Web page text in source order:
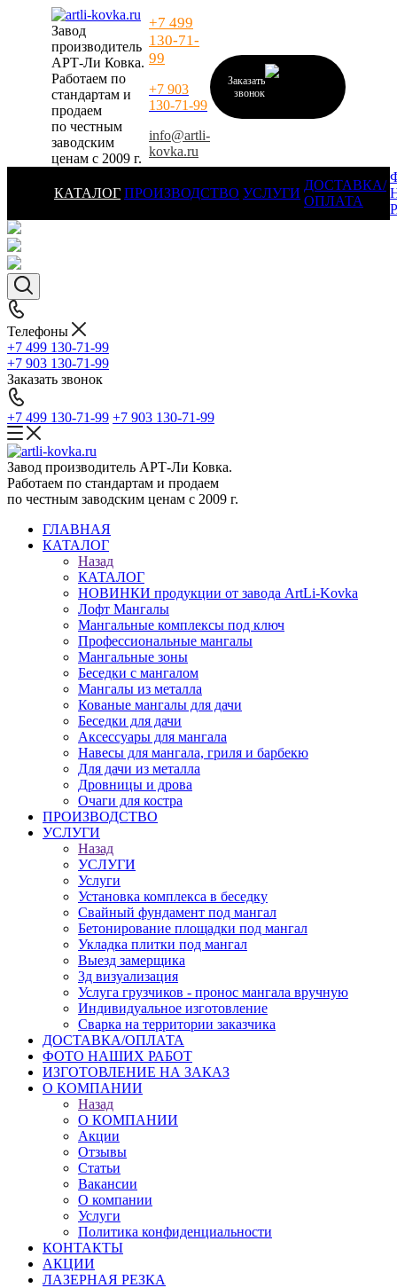
Завод
производитель
АРТ-Ли Ковка.
Работаем по
стандартам и
продаем
по честным
заводским
ценам с 2009 г.
+7 499
130-71-
99
+7 903
130-71-99
info@artli-
kovka.ru
Заказать
звонок
КАТАЛОГ ПРОИЗВОДСТВО УСЛУГИ
ДОСТАВКА/
ОПЛАТА
Телефоны
+7 499 130-71-99
+7 903 130-71-99
Заказать звонок
+7 499 130-71-99 +7 903 130-71-99
Завод производитель АРТ-Ли Ковка.
Работаем по стандартам и продаем
по честным заводским ценам с 2009 г.
ГЛАВНАЯ
КАТАЛОГ
Назад
КАТАЛОГ
НОВИНКИ продукции от завода ArtLi-Kovka
Лофт Мангалы
Мангальные комплексы под ключ
Профессиональные мангалы
Мангальные зоны
Беседки с мангалом
Мангалы из металла
Кованые мангалы для дачи
Беседки для дачи
Аксессуары для мангала
Навесы для мангала, гриля и барбекю
Для дачи из металла
Дровницы и дрова
Очаги для костра
ПРОИЗВОДСТВО
УСЛУГИ
Назад
УСЛУГИ
Услуги
Установка комплекса в беседку
Свайный фундамент под мангал
Бетонирование площадки под мангал
Укладка плитки под мангал
Выезд замерщика
3д визуализация
Услуга грузчиков - пронос мангала вручную
Индивидуальное изготовление
Сварка на территории заказчика
ДОСТАВКА/ОПЛАТА
ФОТО НАШИХ РАБОТ
ИЗГОТОВЛЕНИЕ НА ЗАКАЗ
О КОМПАНИИ
Назад
О КОМПАНИИ
Акции
Отзывы
Статьи
Вакансии
О компании
Услуги
Политика конфиденциальности
КОНТАКТЫ
АКЦИИ
ЛАЗЕРНАЯ РЕЗКА